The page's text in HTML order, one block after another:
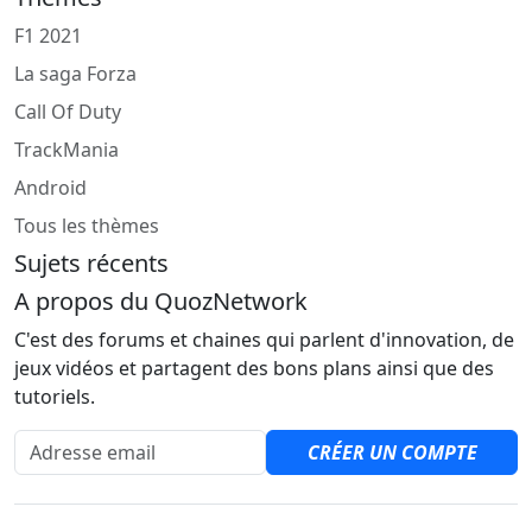
F1 2021
La saga Forza
Call Of Duty
TrackMania
Android
Tous les thèmes
Sujets récents
A propos du QuozNetwork
C'est des forums et chaines qui parlent d'innovation, de
jeux vidéos et partagent des bons plans ainsi que des
tutoriels.
Adresse email
CRÉER UN COMPTE